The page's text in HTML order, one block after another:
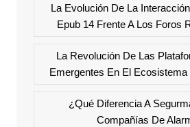
La Evolución De La
Epub 14 Frente A Los Foros
La Revolución De Las
Emergentes En El Ecosistema
¿Qué Diferencia A
Compañías De